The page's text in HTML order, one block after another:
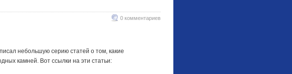
0 комментариев
небольшую серию статей о том, какие
камней. Вот ссылки на эти статьи: